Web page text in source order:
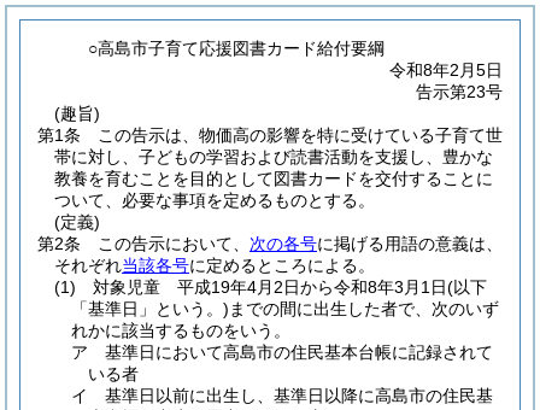
○高島市子育て応援図書カード給付要綱
令和8年2月5日
告示第23号
(趣旨)
第1条
この告示は、物価高の影響を特に受けている子育て世
帯に対し、子どもの学習および読書活動を支援し、豊かな
教養を育むことを目的として図書カードを交付することに
ついて、必要な事項を定めるものとする。
(定義)
第2条
この告示において、 次の各号に掲げる用語の意義は、
それぞれ当該各号に定めるところによる。
(1)
対象児童 平成19年4月2日から令和8年3月1日(以下
「基準日」という。) までの間に出生した者で、次のいず
れかに該当するものをいう。
ア
基準日において高島市の住民基本台帳に記録されて
いる者
イ
基準日以前に出生し、基準日以降に高島市の住民基